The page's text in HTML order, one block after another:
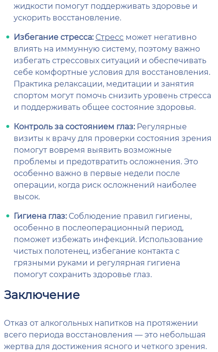
жидкости помогут поддерживать здоровье и
ускорить восстановление.
Избегание стресса: Стресс может негативно
влиять на иммунную систему, поэтому важно
избегать стрессовых ситуаций и обеспечивать
себе комфортные условия для восстановления.
Практика релаксации, медитации и занятия
спортом могут помочь снизить уровень стресса
и поддерживать общее состояние здоровья.
Контроль за состоянием глаз:Регулярные
визиты к врачу для проверки состояния зрения
помогут вовремя выявить возможные
проблемы и предотвратить осложнения. Это
особенно важно в первые недели после
операции, когда риск осложнений наиболее
высок.
Гигиена глаз:Соблюдение правил гигиены,
особенно в послеоперационный период,
поможет избежать инфекций. Использование
чистых полотенец, избегание контакта с
грязными руками и регулярная гигиена
помогут сохранить здоровье глаз.
Заключение
Отказ от алкогольных напитков на протяжении
всего периода восстановления — это небольшая
жертва для достижения ясного и четкого зрения.